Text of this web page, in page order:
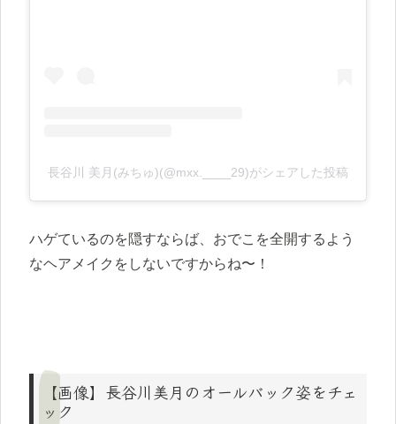
長谷川 美月(みちゅ)(@mxx.____29)がシェアした投稿
ハゲているのを隠すならば、おでこを全開するよう
なヘアメイクをしないですからね〜！
【画像】長谷川美月のオールバック姿をチェ
ック